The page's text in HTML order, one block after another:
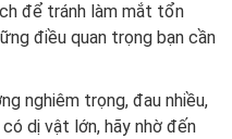
để tránh làm mắt tổn
điều quan trọng bạn cần
nghiêm trọng, đau nhiều,
dị vật lớn, hãy nhờ đến